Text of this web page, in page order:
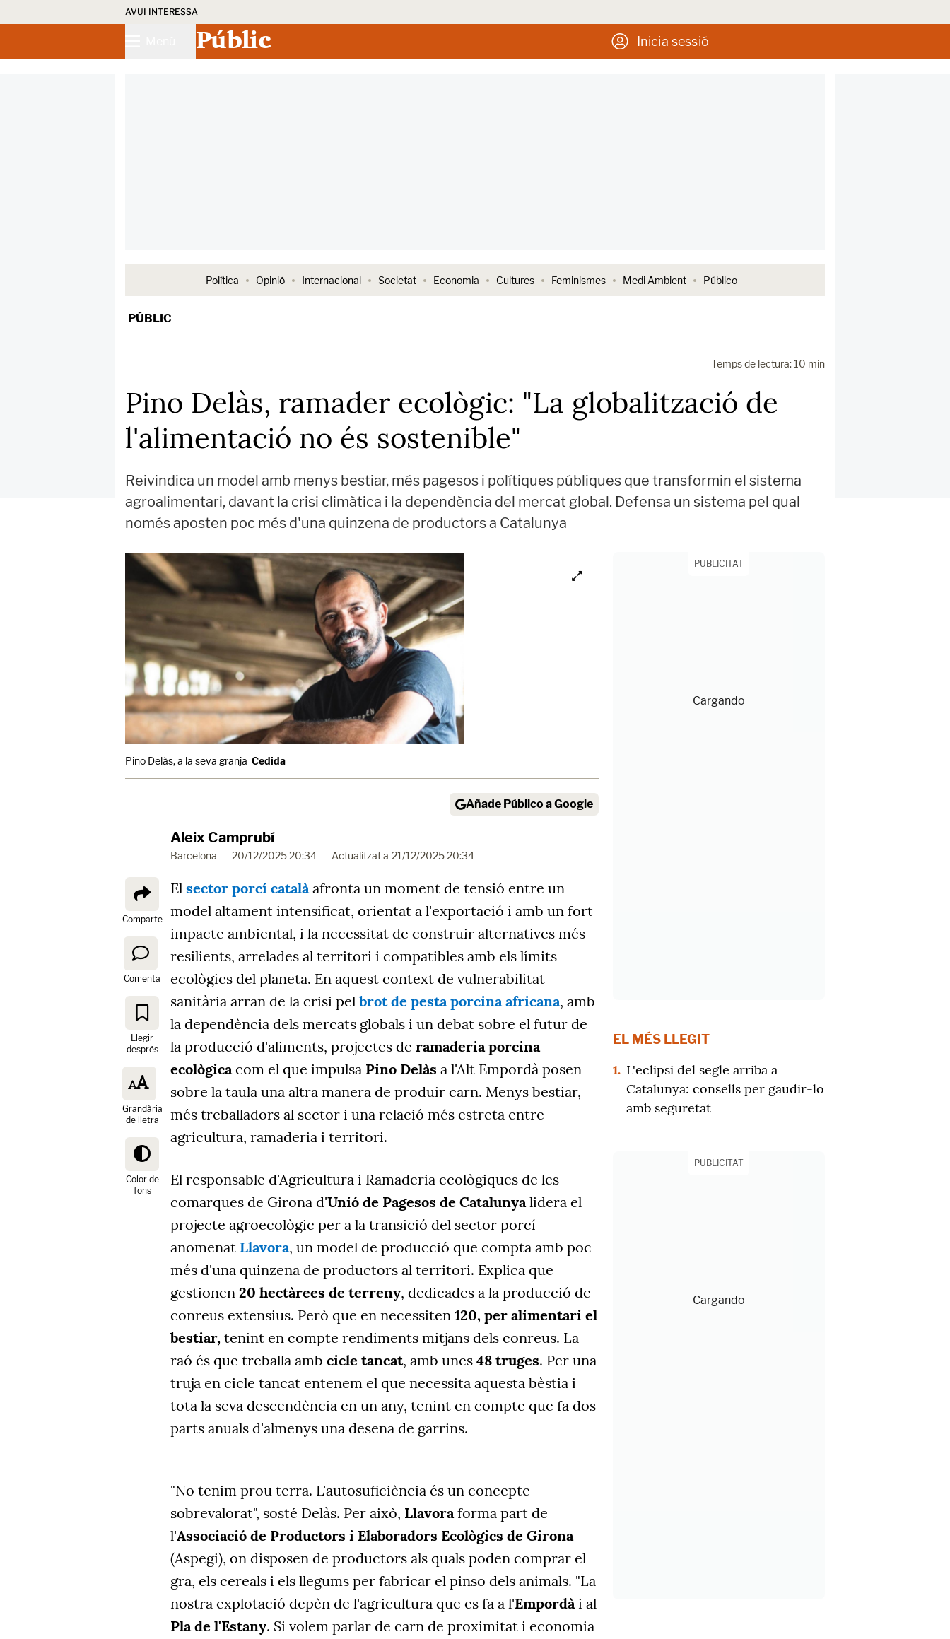
AVUI INTERESSA
Públic Inicia sessió
Política Opinió Internacional Societat Economia Cultures Feminismes Medi Ambient Público
PÚBLIC
Temps de lectura: 10 min
Pino Delàs, ramader ecològic: "La globalització de
l'alimentació no és sostenible"
Reivindica un model amb menys bestiar, més pagesos i polítiques públiques que transformin el sistema
agroalimentari, davant la crisi climàtica i la dependència del mercat global. Defensa un sistema pel qual
només aposten poc més d'una quinzena de productors a Catalunya
Pino Delàs, a la seva granja Cedida
Añade Público a Google
Aleix Camprubí
Barcelona - 20/12/2025 20:34 - Actualitzat a 21/12/2025 20:34
Comparte
Comenta
Llegir
després
Grandària
de lletra
Color de
fons
El sector porcí catalàafronta un moment de tensió entre un
model altament intensificat, orientat a l'exportació i amb un fort
impacte ambiental, i la necessitat de construir alternatives més
resilients, arrelades al territori i compatibles amb els límits
ecològics del planeta. En aquest context de vulnerabilitat
sanitària arran de la crisi pel brot de pesta porcina africana, amb
la dependència dels mercats globals i un debat sobre el futur de
la producció d'aliments, projectes de ramaderia porcina
ecològicacom el que impulsa Pino Delàs a l'Alt Empordà posen
sobre la taula una altra manera de produir carn. Menys bestiar,
més treballadors al sector i una relació més estreta entre
agricultura, ramaderia i territori.
El responsable d'Agricultura i Ramaderia ecològiques de les
comarques de Girona d'Unió de Pagesos de Catalunyalidera el
projecte agroecològic per a la transició del sector porcí
anomenat Llavora, un model de producció que compta amb poc
més d'una quinzena de productors al territori. Explica que
gestionen 20 hectàrees de terreny, dedicades a la producció de
conreus extensius. Però que en necessiten 120, per alimentari el
bestiar, tenint en compte rendiments mitjans dels conreus. La
raó és que treballa amb cicle tancat, amb unes 48 truges. Per una
truja en cicle tancat entenem el que necessita aquesta bèstia i
tota la seva descendència en un any, tenint en compte que fa dos
parts anuals d'almenys una desena de garrins.
"No tenim prou terra. L'autosuficiència és un concepte
sobrevalorat", sosté Delàs. Per això, Llavoraforma part de
l'Associació de Productors i Elaboradors Ecològics de Girona
(Aspegi), on disposen de productors als quals poden comprar el
gra, els cereals i els llegums per fabricar el pinso dels animals. "La
nostra explotació depèn de l'agricultura que es fa a l'Empordài al
Pla de l'Estany. Si volem parlar de carn de proximitat i economia
PUBLICITAT
EL MÉS LLEGIT
1. L'eclipsi del segle arriba a
Catalunya: consells per gaudir-lo
amb seguretat
PUBLICITAT